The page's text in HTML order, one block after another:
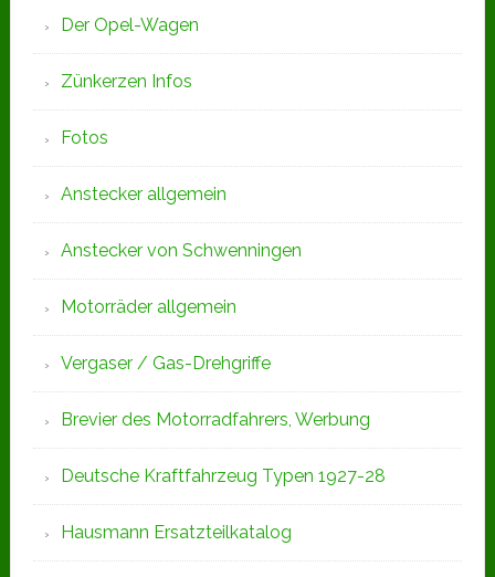
Der Opel-Wagen
Zünkerzen Infos
Fotos
Anstecker allgemein
Anstecker von Schwenningen
Motorräder allgemein
Vergaser / Gas-Drehgriffe
Brevier des Motorradfahrers, Werbung
Deutsche Kraftfahrzeug Typen 1927-28
Hausmann Ersatzteilkatalog